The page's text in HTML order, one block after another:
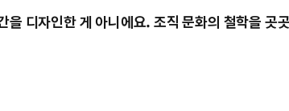
디자인한 게 아니에요. 조직 문화의 철학을 곳